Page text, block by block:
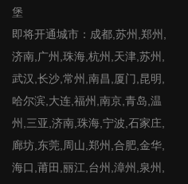
堡
即将开通城市：成都,苏州,郑州,
济南,广州,珠海,杭州,天津,苏州,
武汉,长沙,常州,南昌,厦门,昆明,
哈尔滨,大连,福州,南京,青岛,温
州,三亚,济南,珠海,宁波,石家庄,
廊坊,东莞,周山,郑州,合肥,金华,
海口,莆田,丽江,台州,漳州,泉州,